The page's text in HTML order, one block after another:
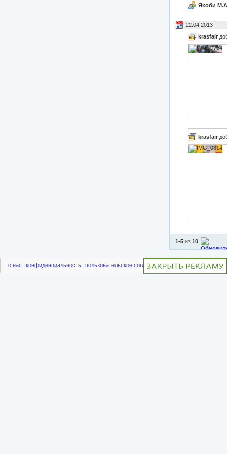
Якоби
12.04.2013
krasfair
krasfair
1-5 из 10
о нас конфиденциальность пользовательское соглашение чаво пригласить